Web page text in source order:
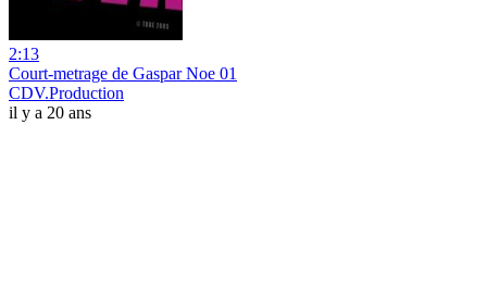
2:13
Court-metrage de Gaspar Noe 01
CDV.Production
il y a 20 ans